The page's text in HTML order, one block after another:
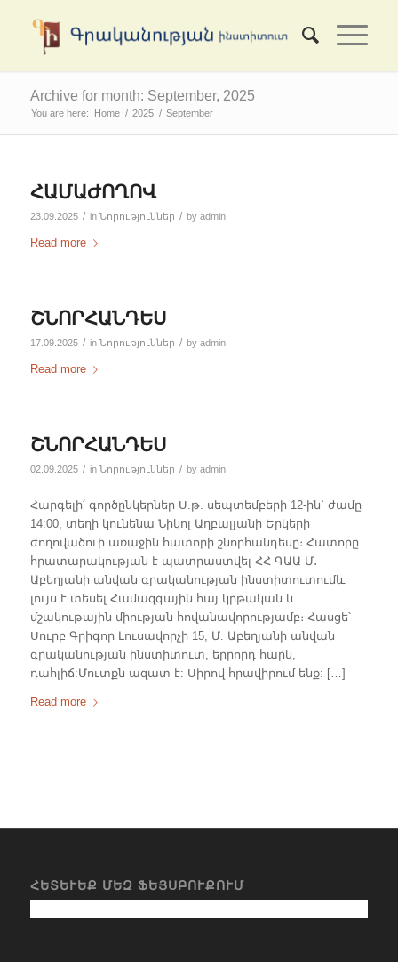
Archive for month: September, 2025
You are here: Home / 2025 / September
ՀԱՄԱԺՈՂՈՎ
23.09.2025 / in Նորություններ / by admin
Read more
ՇՆՈՐՀԱՆԴԵՍ
17.09.2025 / in Նորություններ / by admin
Read more
ՇՆՈՐՀԱՆԴԵՍ
02.09.2025 / in Նորություններ / by admin
Հարգելի՛ գործընկերներ Ս.թ. սեպտեմբերի 12-ին` ժամը
14:00, տեղի կունենա Նիկոլ Աղբալյանի Երկերի
ժողովածուի առաջին հատորի շնորհանդեսը։ Հատորը
հրատարակության է պատրաստվել ՀՀ ԳԱԱ Մ․
Աբեղյանի անվան գրականության ինստիտուտումև
լույս է տեսել Համազգային հայ կրթական և
մշակութային միության հովանավորությամբ։ Հասցե՝
Սուրբ Գրիգոր Լուսավորչի 15, Մ. Աբեղյանի անվան
գրականության ինստիտուտ, երրորդ հարկ,
դահլիճ:Մուտքն ազատ է: Սիրով հրավիրում ենք: […]
Read more
ՀԵՏԵՒԵՔ ՄԵԶ ՖԵՅՍԲՈՒՔՈՒՄ